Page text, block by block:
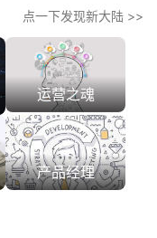
点一下发现新大陆 >>
运营之魂
产品经理